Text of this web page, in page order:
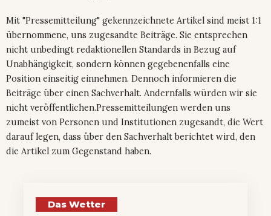
Mit "Pressemitteilung" gekennzeichnete Artikel sind meist 1:1
übernommene, uns zugesandte Beiträge. Sie entsprechen
nicht unbedingt redaktionellen Standards in Bezug auf
Unabhängigkeit, sondern können gegebenenfalls eine
Position einseitig einnehmen. Dennoch informieren die
Beiträge über einen Sachverhalt. Andernfalls würden wir sie
nicht veröffentlichen.Pressemitteilungen werden uns
zumeist von Personen und Institutionen zugesandt, die Wert
darauf legen, dass über den Sachverhalt berichtet wird, den
die Artikel zum Gegenstand haben.
Das Wetter